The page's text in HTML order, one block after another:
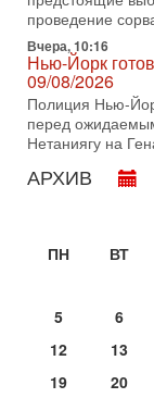
Трамп и Иран:
03/08/2026
Президент США
переговоров с
готовность к
2-08-2026, 08:42
Трамп
Президент США
1-08-2026, 17:50
«Русский
Голоса
вспомнить
31-07-2026, 17:00
проведение
Вчера, 10:16
Нью-Йорк
09/08/2026
Полиция Нью-
перед
Нетаниягу на
АРХИВ
ПН
ВТ
5
6
12
13
19
20